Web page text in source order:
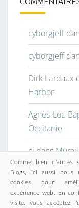
cyborgjeff
cyborgjeff
Dirk Lardaux
Harbor
Agnès-Lou
Occitanie
cjdans
Comme bien d'autres
Blogs, ici aussi nous
cookies pour
expérience web. En
visite, vous acceptez